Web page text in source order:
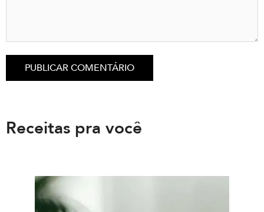
Receitas pra você